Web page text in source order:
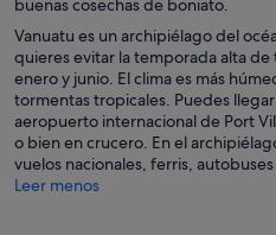
buenas cosechas de boniato.
Vanuatu es un archipiélago del
quieres evitar la temporada alta
enero y junio. El clima es más
tormentas tropicales. Puedes
aeropuerto internacional de Port
o bien en crucero. En el
vuelos nacionales, ferris, autobuses
Leer menos